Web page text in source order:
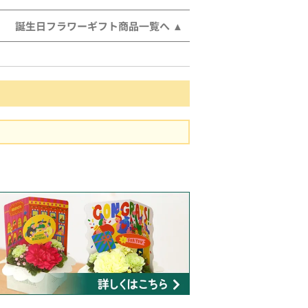
誕生日フラワーギフト商品一覧へ